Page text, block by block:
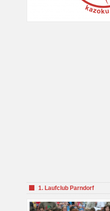
1. Laufclub Parndorf